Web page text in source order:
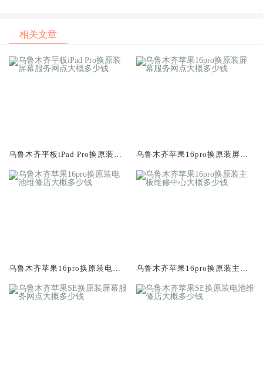
相关文章
乌鲁木齐平板iPad Pro换原装屏
乌鲁木齐苹果16pro换原装屏幕
乌鲁木齐苹果16pro换原装电池
乌鲁木齐苹果16pro换原装主板